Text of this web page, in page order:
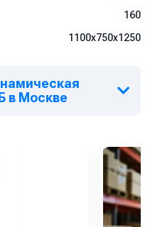
конструкция на шасси
ремонтопригодность
и потока воды
— для жилых и
160
1100x750x1250
в Москве